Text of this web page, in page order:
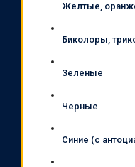
Желтые,
Биколоры,
Зеленые
Черные
Синие (с